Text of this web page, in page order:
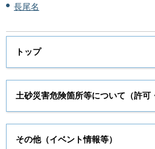
長尾名
トップ
土砂災害危険箇所等について（許可
その他（イベント情報等）